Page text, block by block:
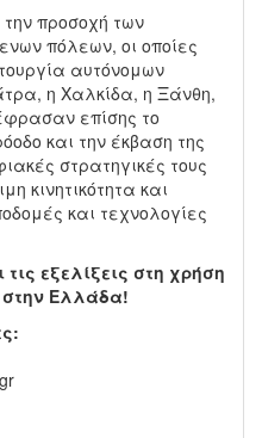
προσοχή των
πόλεων, οι οποίες
αυτόνομων
η Χαλκίδα, η Ξάνθη,
επίσης το
και την έκβαση της
στρατηγικές τους
κινητικότητα και
και τεχνολογίες
εξελίξεις στη χρήση
Ελλάδα!